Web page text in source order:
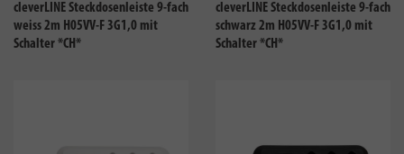
cleverLINE Steckdosenleiste 9-fach
weiss 2m H05VV-F 3G1,0 mit
Schalter *CH*
cleverLINE Steckdosenleiste 9-fach
schwarz 2m H05VV-F 3G1,0 mit
Schalter *CH*